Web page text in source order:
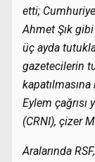
etti;
Ahmet Şık
üç ayda
gazetecilerin
Eylem çağrısı
(CRNI), çizer
Aralarında